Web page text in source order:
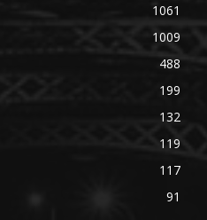
1061
1009
488
199
132
119
117
91